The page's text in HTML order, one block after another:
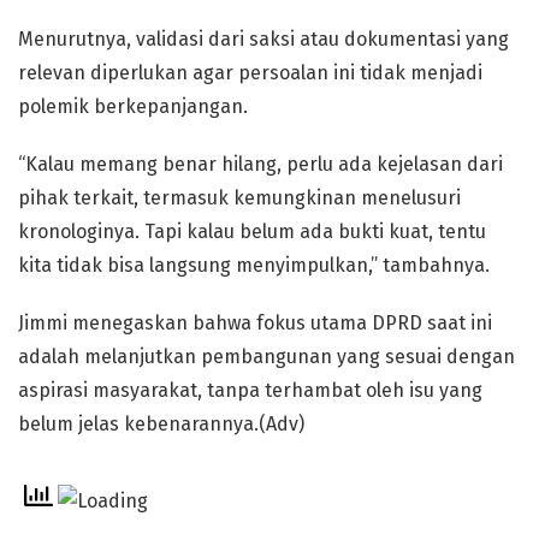
Menurutnya, validasi dari saksi atau dokumentasi yang
relevan diperlukan agar persoalan ini tidak menjadi
polemik berkepanjangan.
“Kalau memang benar hilang, perlu ada kejelasan dari
pihak terkait, termasuk kemungkinan menelusuri
kronologinya. Tapi kalau belum ada bukti kuat, tentu
kita tidak bisa langsung menyimpulkan,” tambahnya.
Jimmi menegaskan bahwa fokus utama DPRD saat ini
adalah melanjutkan pembangunan yang sesuai dengan
aspirasi masyarakat, tanpa terhambat oleh isu yang
belum jelas kebenarannya.(Adv)